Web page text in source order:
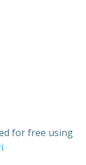
for free using